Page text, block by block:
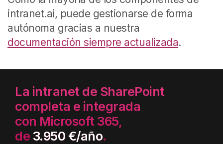
intranet.ai, puede gestionarse de forma
autónoma gracias a nuestra
documentación siempre actualizada.
La intranet de SharePoint
completa e integrada
con Microsoft 365,
de 3.950 €/año.